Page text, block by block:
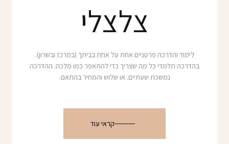
צלצלי
לימוד והדרכה פרטניים אחת על אחת בביתך (במרכז ובשרון).
בהדרכה תלמדי כל מה שצריך כדי להתאפר כמו מלכה. ההדרכה
נמשכת שעתיים. או שלוש והמחיר בהתאם.
קראי עוד